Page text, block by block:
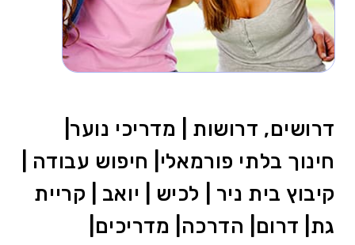
דרושים, דרושות | מדריכי נוער|
חינוך בלתי פורמאלי| חיפוש עבודה |
קיבוץ בית ניר | לכיש | יואב | קריית
גת| דרום| הדרכה| מדריכים|